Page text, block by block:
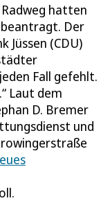
hatten
Der
Jüssen (CDU)
Fall gefehlt.
Laut dem
D. Bremer
und